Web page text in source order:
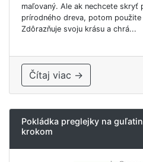
maľovaný. Ale ak nechcete skryť
prírodného dreva, potom
Zdôrazňuje svoju krásu a chrá...
Čítaj viac →
Pokládka preglejky na
krokom